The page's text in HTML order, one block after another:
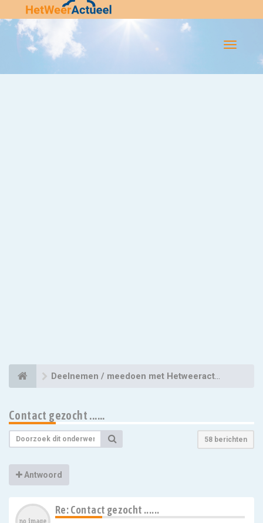
Flip-
Deelnemen / meedoen met Hetweeractueel
Contact gezocht ......
58 berichten
Antwoord
Re: Contact gezocht ......